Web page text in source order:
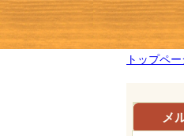
トップペー
メ